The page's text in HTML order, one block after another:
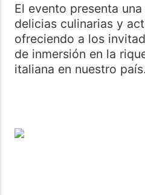
El evento presenta
delicias culinarias y
ofreciendo a los
de inmersión en la
italiana en nuestro país.